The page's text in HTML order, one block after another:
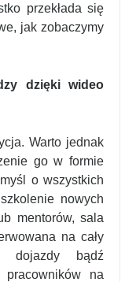
przekłada się
jak zobaczymy
dzięki wideo
Warto jednak
go w formie
o wszystkich
nowych
mentorów, sala
na cały
dojazdy bądź
na